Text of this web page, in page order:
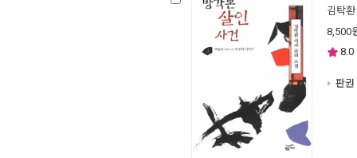
김탁환
8,500
8.0
판권